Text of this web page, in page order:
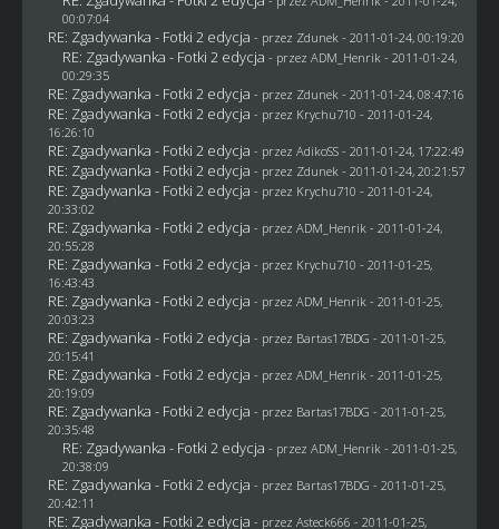
00:07:04
RE: Zgadywanka - Fotki 2 edycja - przez Zdunek - 2011-01-24, 00:19:20
RE: Zgadywanka - Fotki 2 edycja - przez ADM_Henrik - 2011-01-24,
00:29:35
RE: Zgadywanka - Fotki 2 edycja - przez Zdunek - 2011-01-24, 08:47:16
RE: Zgadywanka - Fotki 2 edycja - przez Krychu710 - 2011-01-24,
16:26:10
RE: Zgadywanka - Fotki 2 edycja - przez AdikoSS - 2011-01-24, 17:22:49
RE: Zgadywanka - Fotki 2 edycja - przez Zdunek - 2011-01-24, 20:21:57
RE: Zgadywanka - Fotki 2 edycja - przez Krychu710 - 2011-01-24,
20:33:02
RE: Zgadywanka - Fotki 2 edycja - przez ADM_Henrik - 2011-01-24,
20:55:28
RE: Zgadywanka - Fotki 2 edycja - przez Krychu710 - 2011-01-25,
16:43:43
RE: Zgadywanka - Fotki 2 edycja - przez ADM_Henrik - 2011-01-25,
20:03:23
RE: Zgadywanka - Fotki 2 edycja - przez Bartas17BDG - 2011-01-25,
20:15:41
RE: Zgadywanka - Fotki 2 edycja - przez ADM_Henrik - 2011-01-25,
20:19:09
RE: Zgadywanka - Fotki 2 edycja - przez Bartas17BDG - 2011-01-25,
20:35:48
RE: Zgadywanka - Fotki 2 edycja - przez ADM_Henrik - 2011-01-25,
20:38:09
RE: Zgadywanka - Fotki 2 edycja - przez Bartas17BDG - 2011-01-25,
20:42:11
RE: Zgadywanka - Fotki 2 edycja - przez Asteck666 - 2011-01-25,